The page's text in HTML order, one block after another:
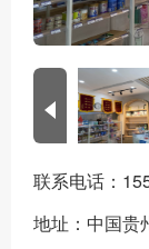
联系电话：
地址：中国贵